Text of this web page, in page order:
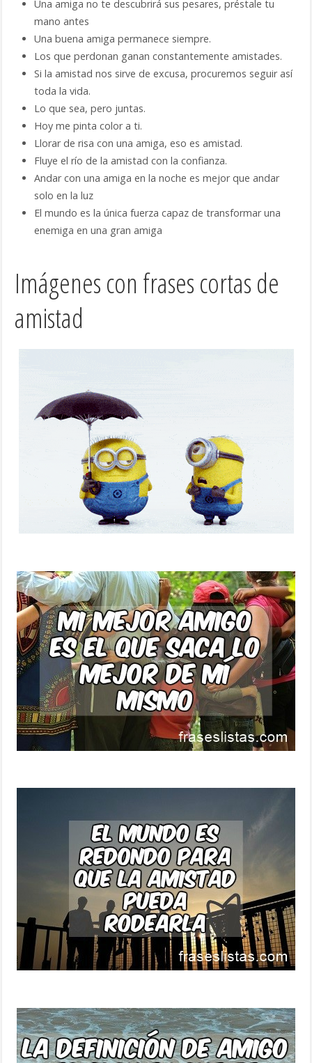
Una amiga no te descubrirá sus pesares, préstale tu
mano antes
Una buena amiga permanece siempre.
Los que perdonan ganan constantemente amistades.
Si la amistad nos sirve de excusa, procuremos seguir así
toda la vida.
Lo que sea, pero juntas.
Hoy me pinta color a ti.
Llorar de risa con una amiga, eso es amistad.
Fluye el río de la amistad con la confianza.
Andar con una amiga en la noche es mejor que andar
solo en la luz
El mundo es la única fuerza capaz de transformar una
enemiga en una gran amiga
Imágenes con frases cortas de
amistad